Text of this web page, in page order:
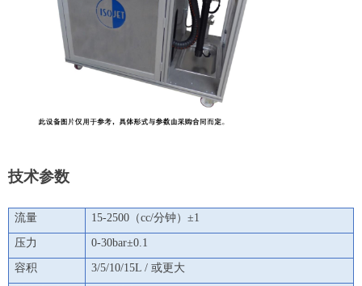
技术参数
流量 15-2500（cc/分钟）±1
压力 0-30bar±0.1
容积 3/5/10/15L / 或更大